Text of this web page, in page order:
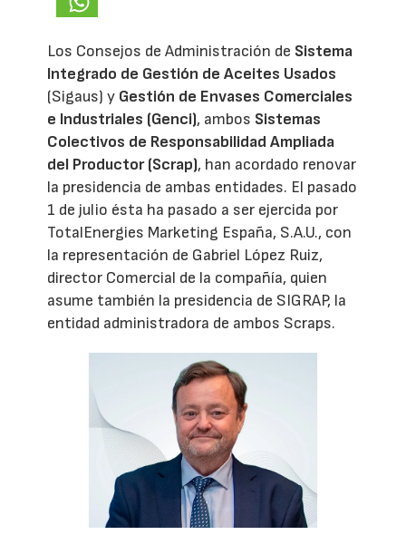
Los Consejos de Administración de Sistema
Integrado de Gestión de Aceites Usados
(Sigaus) y Gestión de Envases Comerciales
e Industriales (Genci), ambos Sistemas
Colectivos de Responsabilidad Ampliada
del Productor (Scrap), han acordado renovar
la presidencia de ambas entidades. El pasado
1 de julio ésta ha pasado a ser ejercida por
TotalEnergies Marketing España, S.A.U., con
la representación de Gabriel López Ruiz,
director Comercial de la compañía, quien
asume también la presidencia de SIGRAP, la
entidad administradora de ambos Scraps.